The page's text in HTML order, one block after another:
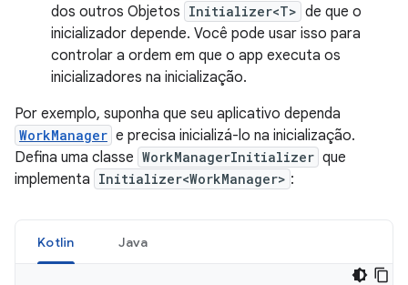
dos outros Objetos Initializer<T> de que o
inicializador depende. Você pode usar isso para
controlar a ordem em que o app executa os
inicializadores na inicialização.
Por exemplo, suponha que seu aplicativo dependa
WorkManager e precisa inicializá-lo na inicialização.
Defina uma classe WorkManagerInitializer que
implementa Initializer<WorkManager> :
Kotlin Java